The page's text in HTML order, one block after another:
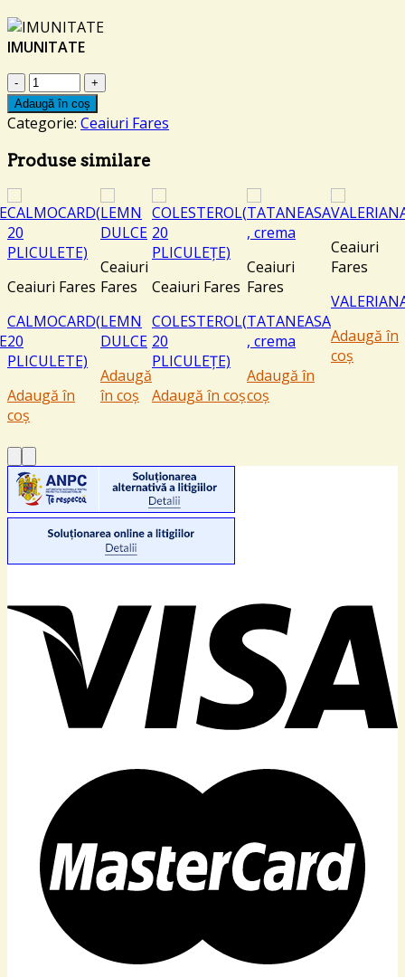
IMUNITATE
Cantitate
IMUNITATE
Adaugă în coș
Categorie: Ceaiuri Fares
Produse similare
Ceaiuri Fares
CALMOCARD(
20
PLICULETE)
Adaugă în
coș
Ceaiuri
Fares
LEMN
DULCE
Adaugă
în coș
Ceaiuri Fares
COLESTEROL(
20
PLICULEȚE)
Adaugă în coș
Ceaiuri
Fares
TATANEASA
, crema
Adaugă în
coș
Ceaiuri
Fares
Adaugă în
coș